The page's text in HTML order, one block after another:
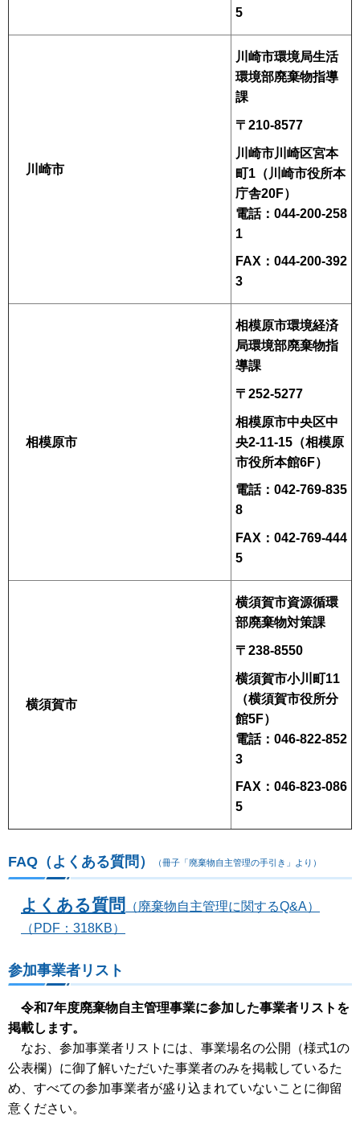
5
川崎市
川崎市環境局生活
環境部廃棄物指導
課
〒210-8577
川崎市川崎区宮本
町1（川崎市役所本
庁舎20F）
電話：044-200-258
1
FAX：044-200-392
3
相模原市
相模原市環境経済
局環境部廃棄物指
導課
〒252-5277
相模原市中央区中
央2-11-15（相模原
市役所本館6F）
電話：042-769-835
8
FAX：042-769-444
5
横須賀市
横須賀市資源循環
部廃棄物対策課
〒238-8550
横須賀市小川町11
（横須賀市役所分
館5F）
電話：046-822-852
3
FAX：046-823-086
5
FAQ（よくある質問） （冊子「廃棄物自主管理の手引き」より）
よくある質問
（廃棄物自主管理に関するQ&A）
（PDF：318KB）
参加事業者リスト
令和7年度廃棄物自主管理事業に参加した事業者リストを
掲載します。
なお、参加事業者リストには、事業場名の公開（様式1の
公表欄）に御了解いただいた事業者のみを掲載しているた
め、すべての参加事業者が盛り込まれていないことに御留
意ください。